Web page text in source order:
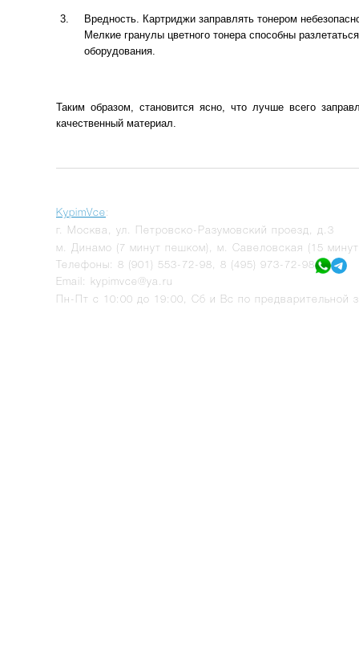
Вредность. Картриджи заправлять тонером
Мелкие гранулы цветного тонера способны
оборудования.
Таким образом, становится ясно, что лучше всего
качественный материал.
KypimVce:
г.
Москва
ул. Петровско-Разумовский проезд, д.3
м. Динамо (7 минут пешком), м. Савеловская (15
Телефоны: 8 (901) 553-72-98
8 (495) 973-72-98
Email: kypimvce@ya.ru
Пн-Пт с 10:00 до 19:00, Сб и Вс по предварительной